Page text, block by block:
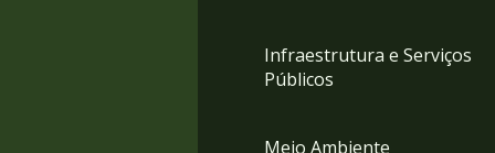
Infraestrutura e Serviços
Públicos
Meio Ambiente